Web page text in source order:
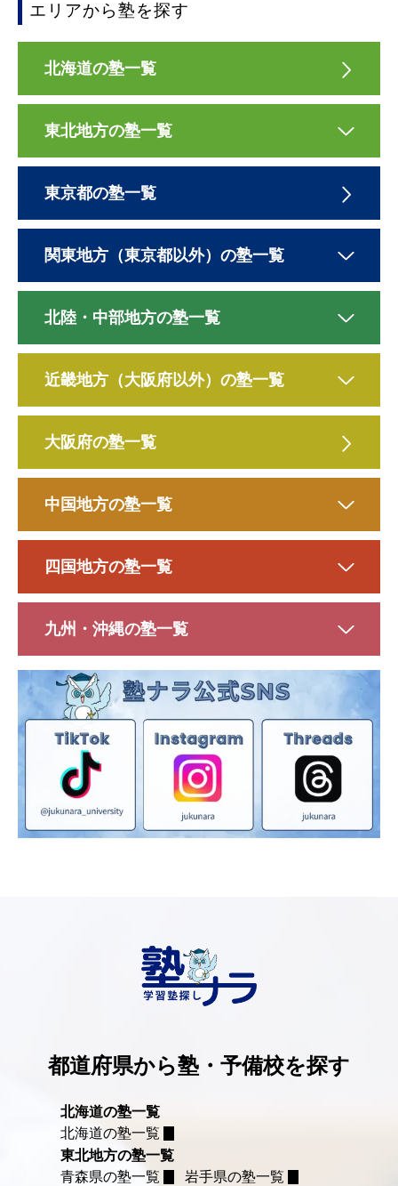
エリアから塾を探す
北海道の塾一覧
東北地方の塾一覧
東京都の塾一覧
関東地方（東京都以外）の塾一覧
北陸・中部地方の塾一覧
近畿地方（大阪府以外）の塾一覧
大阪府の塾一覧
中国地方の塾一覧
四国地方の塾一覧
九州・沖縄の塾一覧
都道府県から塾・予備校を探す
北海道の塾一覧
北海道の塾一覧
東北地方の塾一覧
青森県の塾一覧
岩手県の塾一覧